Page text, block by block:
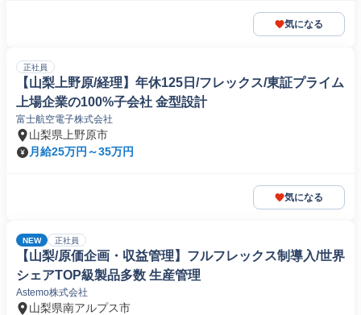
気になる
正社員
【山梨上野原/経理】年休125日/フレックス/東証プライム
上場企業の100%子会社 金型設計
富士航空電子株式会社
山梨県上野原市
月給25万円～35万円
気になる
NEW 正社員
【山梨/原価企画・収益管理】フルフレックス制導入/世界
シェアTOP級製品多数 生産管理
Astemo株式会社
山梨県南アルプス市